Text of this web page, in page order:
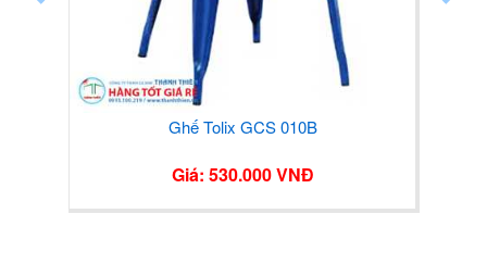
Ghế Tolix GCS 010B
Giá: 530.000 VNĐ